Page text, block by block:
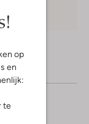
op
en
te